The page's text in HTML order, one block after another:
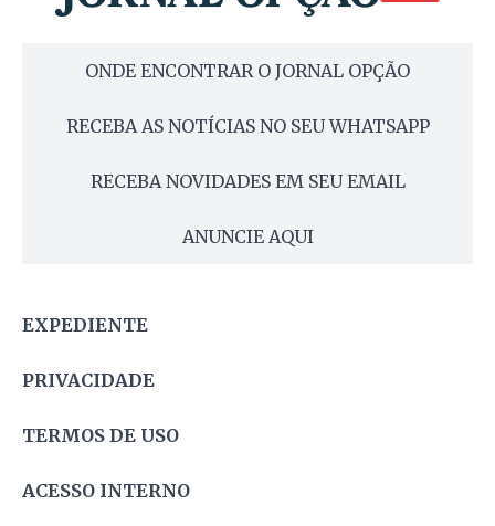
ONDE ENCONTRAR O JORNAL OPÇÃO
RECEBA AS NOTÍCIAS NO SEU WHATSAPP
RECEBA NOVIDADES EM SEU EMAIL
ANUNCIE AQUI
EXPEDIENTE
PRIVACIDADE
TERMOS DE USO
ACESSO INTERNO